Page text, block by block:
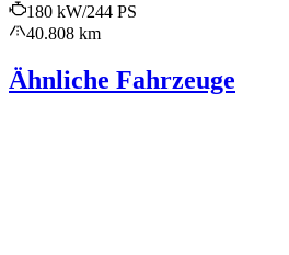
180 kW/244 PS
40.808 km
Ähnliche Fahrzeuge